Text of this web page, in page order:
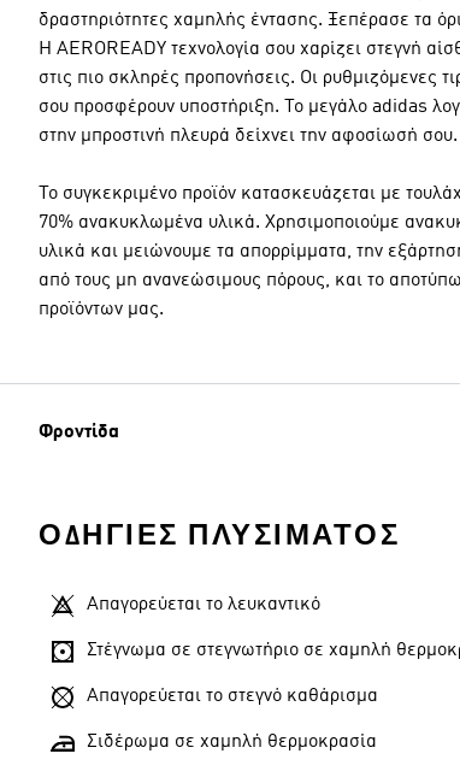
δραστηριότητες χαμηλής έντασης. Ξεπέρασε τα
Η AEROREADY τεχνολογία σου χαρίζει στεγνή
στις πιο σκληρές προπονήσεις. Οι ρυθμιζόμενες
σου προσφέρουν υποστήριξη. Το μεγάλο adidas
στην μπροστινή πλευρά δείχνει την αφοσίωσή σου.
Το συγκεκριμένο προϊόν κατασκευάζεται με
70% ανακυκλωμένα υλικά. Χρησιμοποιούμε
υλικά και μειώνουμε τα απορρίμματα, την
από τους μη ανανεώσιμους πόρους, και το
προϊόντων μας.
Φροντίδα
ΟΔΗΓΊΕΣ ΠΛΥΣΊΜΑΤΟΣ
Απαγορεύεται το λευκαντικό
Στέγνωμα σε στεγνωτήριο σε χαμηλή
Απαγορεύεται το στεγνό καθάρισμα
Σιδέρωμα σε χαμηλή θερμοκρασία